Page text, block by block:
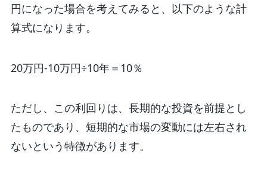
円になった場合を考えてみると、以下のような計
算式になります。
20万円-10万円÷10年＝10％
ただし、この利回りは、長期的な投資を前提とし
たものであり、短期的な市場の変動には左右され
ないという特徴があります。